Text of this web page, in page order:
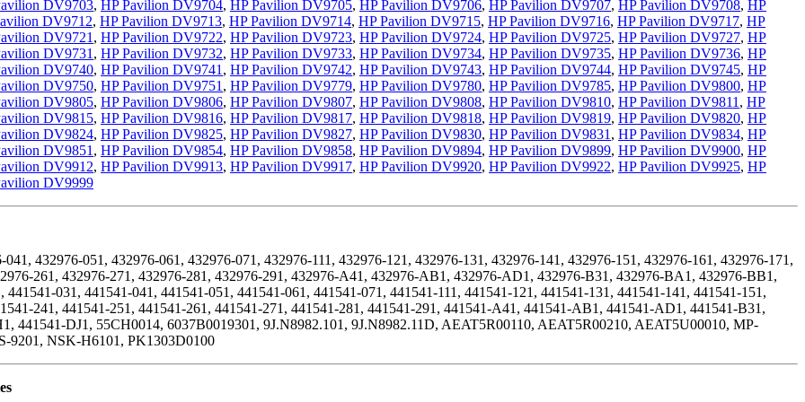
DV9703, HP Pavilion DV9704, HP Pavilion DV9705, HP Pavilion DV9706, HP Pavilion DV9707, HP Pavilion DV9708, HP
DV9712, HP Pavilion DV9713, HP Pavilion DV9714, HP Pavilion DV9715, HP Pavilion DV9716, HP Pavilion DV9717, HP
DV9721 , HP Pavilion DV9722, HP Pavilion DV9723, HP Pavilion DV9724, HP Pavilion DV9725, HP Pavilion DV9727, HP
DV9731 , HP Pavilion DV9732, HP Pavilion DV9733, HP Pavilion DV9734, HP Pavilion DV9735, HP Pavilion DV9736, HP
DV9740, HP Pavilion DV9741 , HP Pavilion DV9742, HP Pavilion DV9743, HP Pavilion DV9744, HP Pavilion DV9745, HP
DV9750, HP Pavilion DV9751 , HP Pavilion DV9779, HP Pavilion DV9780, HP Pavilion DV9785, HP Pavilion DV9800, HP
DV9805, HP Pavilion DV9806, HP Pavilion DV9807, HP Pavilion DV9808, HP Pavilion DV9810, HP Pavilion DV9811 , HP
DV9815, HP Pavilion DV9816, HP Pavilion DV9817, HP Pavilion DV9818, HP Pavilion DV9819, HP Pavilion DV9820, HP
DV9824, HP Pavilion DV9825, HP Pavilion DV9827, HP Pavilion DV9830, HP Pavilion DV9831 , HP Pavilion DV9834, HP
DV9851 , HP Pavilion DV9854, HP Pavilion DV9858, HP Pavilion DV9894, HP Pavilion DV9899, HP Pavilion DV9900, HP
DV9912, HP Pavilion DV9913, HP Pavilion DV9917, HP Pavilion DV9920, HP Pavilion DV9922, HP Pavilion DV9925, HP
DV9999
432976-051, 432976-061, 432976-071, 432976-111, 432976-121, 432976-131, 432976-141, 432976-151, 432976-161, 432976-171,
261, 432976-271, 432976-281, 432976-291, 432976-A41, 432976-AB1, 432976-AD1, 432976-B31, 432976-BA1, 432976-BB1,
031, 441541-041, 441541-051, 441541-061, 441541-071, 441541-111, 441541-121, 441541-131, 441541-141, 441541-151,
241, 441541-251, 441541-261, 441541-271, 441541-281, 441541-291, 441541-A41, 441541-AB1, 441541-AD1, 441541-B31,
441541-DJ1, 55CH0014, 6037B0019301, 9J.N8982.101, 9J.N8982.11D, AEAT5R00110, AEAT5R00210, AEAT5U00010, MP-
9201, NSK-H6101, PK1303D0100